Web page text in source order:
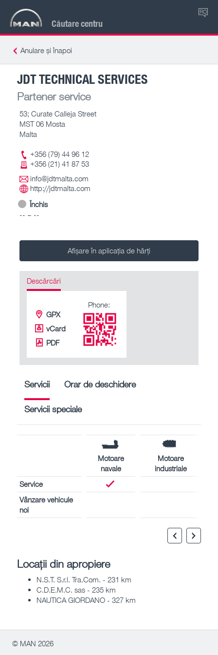
Căutare centru
RO
Anulare și înapoi
JDT TECHNICAL SERVICES
Partener service
53; Curate Calleja Street
MST 06 Mosta
Malta
+356 (79) 44 96 12
+356 (21) 41 87 53
info@jdtmalta.com
http://jdtmalta.com
Închis
-- – --
Afișare în aplicația de hărți
Descărcări
GPX
vCard
PDF
Phone:
Servicii Orar de deschidere
Servicii speciale
Motoare
navale
Motoare
industriale
Service
Vânzare vehicule
noi
Locații din apropiere
N.S.T. S.r.l. Tra.Com. - 231 km
C.D.E.M.C. sas - 235 km
NAUTICA GIORDANO - 327 km
© MAN 2026